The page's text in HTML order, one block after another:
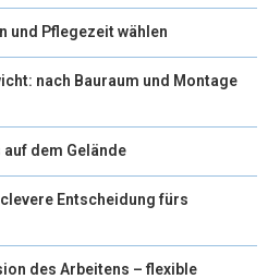
und Pflegezeit wählen
nach Bauraum und Montage
dem Gelände
Entscheidung fürs
des Arbeitens – flexible